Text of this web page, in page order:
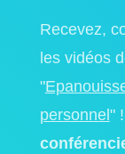
Recevez,
les vidéos
"
personnel " !